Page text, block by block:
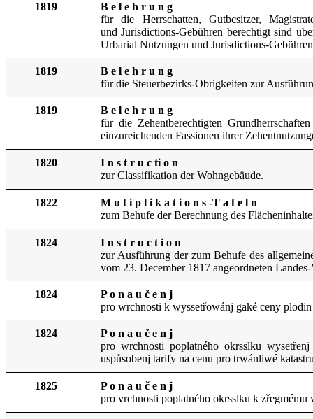
1819
B e l e h r u n g
für die Herrschatten, Gutbcsitzer,
und Jurisdictions-Gebühren berechtigt sind
Urbarial Nutzungen und Jurisdictions-
1819
B e l e h r u n g
für die Steuerbezirks-Obrigkeiten zur
1819
B e l e h r u n g
für die Zehentberechtigten
einzureichenden Fassionen ihrer
1820
I n s t r u c ti o n
zur Classifikation der Wohngebäude.
1822
M u t i p l i k a t i o n s -T a f e l n
zum Behufe der Berechnung des
1824
I n s t r u c t i o n
zur Ausführung der zum Behufe des
vom 23. December 1817 angeordneten Landes-
1824
P o n a u č e n j
pro wrchnosti k wyssetřowánj gaké ceny
1824
P o n a u č e n j
pro wrchnosti poplatného okrsslku
uspůsobenj tarify na cenu pro trwánliwé
1825
P o n a u č e n j
pro vrchnosti poplatného okrsslku k